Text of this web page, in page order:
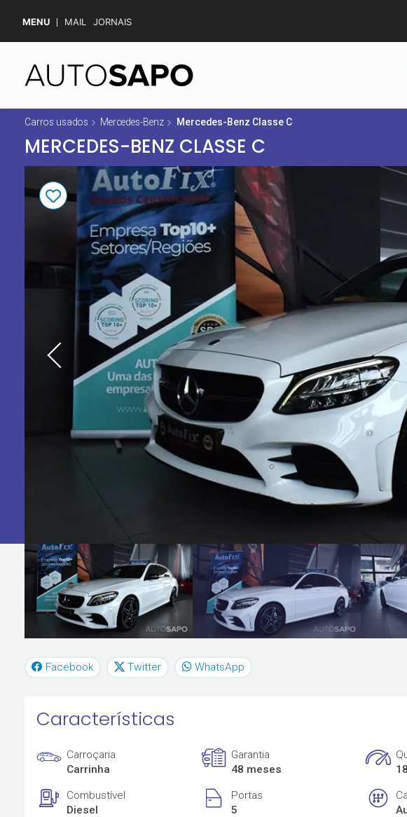
MENU MAIL JORNAIS
Carros usados Mercedes-Benz Mercedes-Benz Classe C
MERCEDES-BENZ CLASSE C
Facebook Twitter WhatsApp
Características
Carroçaria
Carrinha
Garantia
48 meses
Combustível
Diesel
Portas
5